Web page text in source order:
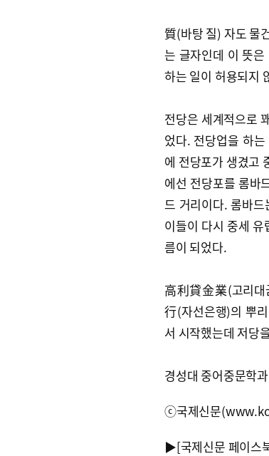
質(바탕 질) 자도 물
는 글자인데 이 뜻
하는 일이 허용되지
전당은 세계적으로
었다. 전당업을 하
에 전당포가 생겼고
에선 전당포를 롬
드 거리이다. 롬바
이들이 다시 중세
름이 되었다.
高利貸金業(고리대
行(자선은행)의 뿌
서 시작했는데 저당
경성대 중어중문학
ⓒ국제신문
▶[국제신문 페이스